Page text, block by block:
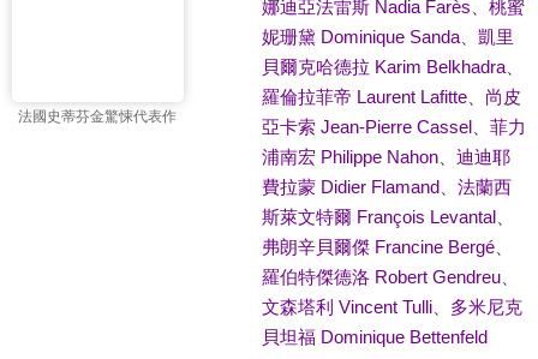
法國史蒂芬金驚悚代表作
娜迪亞法雷斯 Nadia Farès
桃蜜
妮珊黛 Dominique Sanda、 凱里
貝爾克哈德拉 Karim Belkhadra、
羅倫拉菲帝 Laurent Lafitte、 尚皮
亞卡索 Jean-Pierre Cassel、 菲力
浦南宏 Philippe Nahon、 迪迪耶
費拉蒙 Didier Flamand、 法蘭西
斯萊文特爾 François Levantal、
弗朗辛貝爾傑 Francine Bergé、
羅伯特傑德洛 Robert Gendreu、
文森塔利 Vincent Tulli、 多米尼克
貝坦福 Dominique Bettenfeld